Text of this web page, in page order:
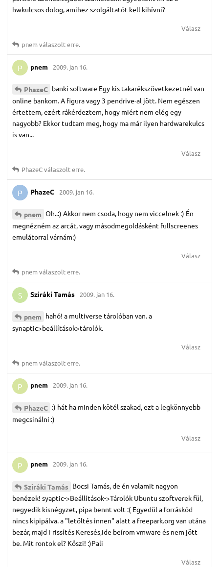
hwkulcsos dolog, amihez szolgáltatót kell kihívni?
Válasz
pnemválaszolt erre.
P pnem 2009. jan 16.
PhazeC banki software Egy kis takarékszövetkezetnél van
online bankom. A figura vagy 3 pendrive-al jött. Nem egészen
értettem, ezért rákérdeztem, hogy miért nem elég egy
nagyobb? Ekkor tudtam meg, hogy ma már ilyen hardwarekulcs
is van...
Válasz
PhazeCválaszolt erre.
P PhazeC 2009. jan 16.
pnem Oh..:) Akkor nem csoda, hogy nem viccelnek :) Én
megnézném az arcát, vagy másodmegoldásként fullscreenes
emulátorral várnám:)
Válasz
pnemválaszolt erre.
S Sziráki Tamás 2009. jan 16.
pnem hahó! a multiverse tárolóban van. a
synaptic>beállítások>tárolók.
Válasz
pnemválaszolt erre.
P pnem 2009. jan 16.
PhazeC :) hát ha minden kötél szakad, ezt a legkönnyebb
megcsinálni :)
Válasz
P pnem 2009. jan 16.
Sziráki Tamás Bocsi Tamás, de én valamit nagyon
benézek! syaptic->Beállítások->Tárolók Ubuntu szoftverek fül,
negyedik kisnégyzet, pipa bennt volt :( Egyedül a forráskód
nincs kipipálva. a "letöltés innen" alatt a freepark.org van utána
bezár, majd Frissítés Keresés,ide beírom vmware és nem jött
be. Mit rontok el? Köszi! :)Pali
Válasz